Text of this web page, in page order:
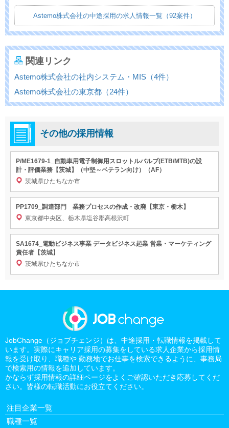
Astemo株式会社の中途採用の求人情報一覧（92案件）
関連リンク
Astemo株式会社の社内システム・MIS（4件）
Astemo株式会社の東京都（24件）
その他の採用情報
P/ME1679-1_自動車用電子制御用スロットルバルブ(ETB/MTB)の設
計・評価業務【茨城】（中堅～ベテラン向け）（AF）
茨城県ひたちなか市
PP1709_調達部門 業務プロセスの作成・改廃【東京・栃木】
東京都中央区、栃木県塩谷郡高根沢町
SA1674_電動ビジネス事業 データビジネス起業 営業・マーケティング
責任者【茨城】
茨城県ひたちなか市
JobChange（ジョブチェンジ）は、中途採用・転職情報を掲載して
います。実際にキャリア採用の募集をしている求人企業から採用情
報を受け取り、職種や 勤務地でお仕事を検索できるように、事務局
で検索用の情報を追加しています。
かならず採用情報の詳細ページをよくご確認いただき応募してくだ
さい。皆様の転職活動にお役立てください。
注目企業一覧
職種一覧